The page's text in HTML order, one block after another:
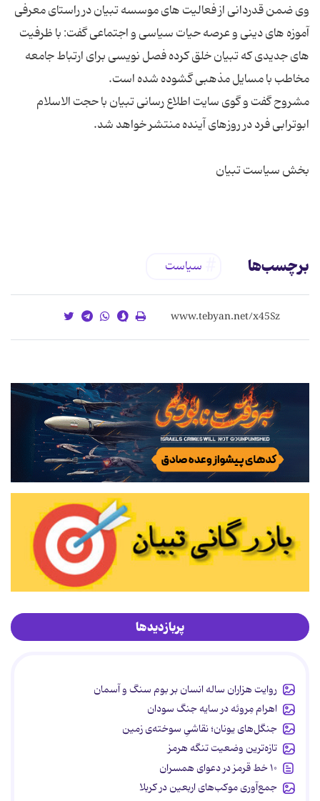
وی ضمن قدردانی از فعالیت های موسسه تبیان در راستای معرفی
آموزه های دینی و عرصه حیات سیاسی و اجتماعی گفت: با ظرفیت
های جدیدی که تبیان خلق کرده فصل نویسی برای ارتباط جامعه
مشروح گفت و گوی سایت اطلاع رسانی تبیان با حجت الاسلام
برچسب‌ها سیاست
پربازدیدها
روایت هزاران ساله انسان بر بوم سنگ و آسمان
اهرام مِروئه در سایه جنگ سودان
جنگل‌های یونان؛ نقاشیِ سوخته‌ی زمین
تازه‌ترین وضعیت تنگه هرمز
۱۰ خط قرمز در دعوای همسران
جمع‌آوری موکب‌های اربعین در کربلا